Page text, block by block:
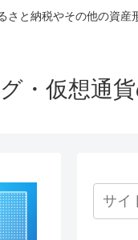
と納税やその他の資産
・仮想通